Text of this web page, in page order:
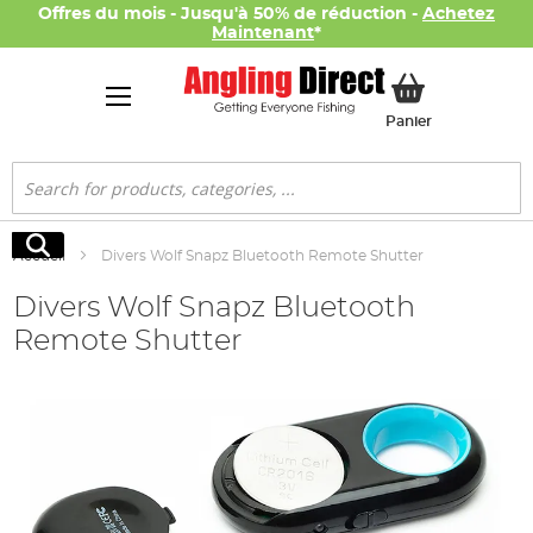
Offres du mois - Jusqu'à 50% de réduction - Achetez
Maintenant*
PanierMon panier
Rechercher
Rechercher
Accueil Divers Wolf Snapz Bluetooth Remote Shutter
Divers Wolf Snapz Bluetooth
Remote Shutter
images